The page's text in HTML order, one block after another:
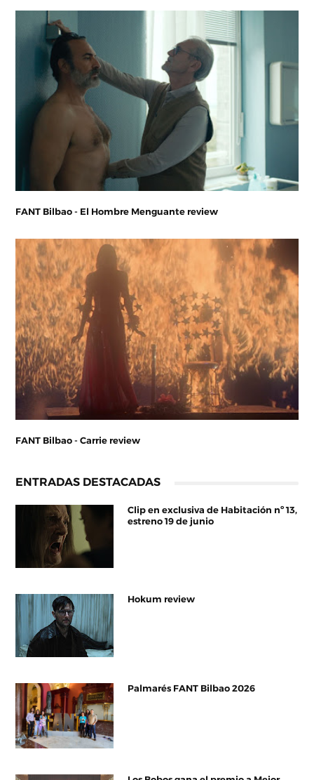
FANT Bilbao - El Hombre Menguante review
FANT Bilbao - Carrie review
ENTRADAS DESTACADAS
Clip en exclusiva de Habitación nº 13,
estreno 19 de junio
Hokum review
Palmarés FANT Bilbao 2026